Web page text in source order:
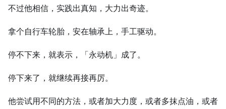
不过他相信，实践出真知，大力出奇迹。
拿个自行车轮胎，安在轴承上，手工驱动。
停不下来，就表示，「永动机」成了。
停下来了，就继续再接再厉。
他尝试用不同的方法，或者加大力度，或者多抹点油，或者